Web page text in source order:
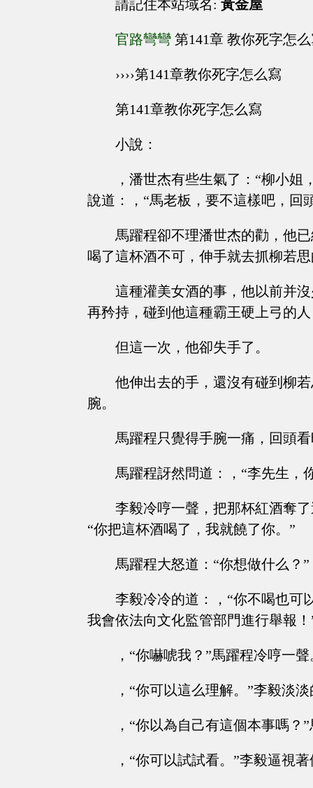
請記住本站域名: 黃金屋
官路彎彎 第141章 教你死字怎
››››第141章教你死字怎么寫
第141章教你死字怎么寫
小說：
，潘世杰有些生氣了：“柳小
說道：，“馬老板，要不這樣吧，回
馬躍程卻不理潘世杰的勸，他
喝了這杯酒不可，伸手就去抓柳若
這種灌美女酒的事，他以前并
再矜持，碰到他這種霸王硬上弓的
但這一次，他卻失手了。
他伸出去的手，還沒有碰到柳
腕。
馬躍程只覺得手腕一痛，回頭
馬躍程訝然問道：，“李先生，
李毅冷哼一聲，把那杯紅酒奪
“你把這杯酒喝了，我就饒了你。”
馬躍程大怒道：“你想做什么？”
李毅冷冷的道：，“你不喝也可
我會依法向文化監管部門進行舉報！
，“你嚇唬我？”馬躍程冷哼一聲
，“你可以這么理解。”李毅淡
，“你以為自己有這個本事嗎？
，“你可以試試看。”李毅逼視